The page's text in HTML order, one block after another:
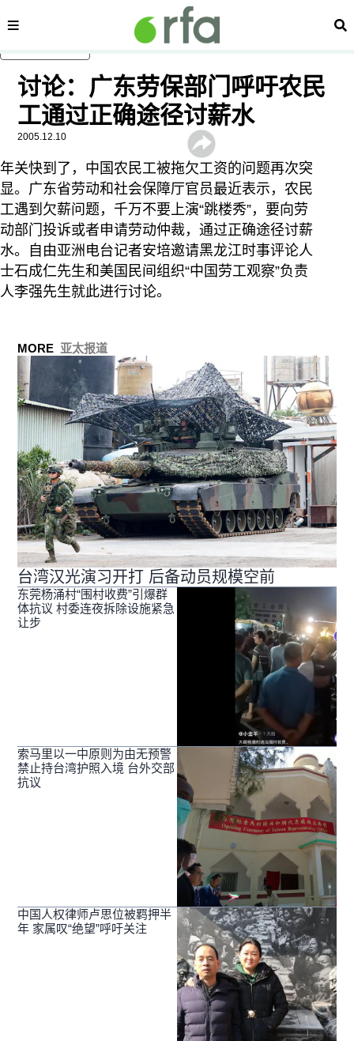
内容分类 搜
显示 视频 个子部分
讨论：广东劳保部门呼吁农民
工通过正确途径讨薪水
2005.12.10
年关快到了，中国农民工被拖欠工资的问题再次突
显。广东省劳动和社会保障厅官员最近表示，农民
工遇到欠薪问题，千万不要上演“跳楼秀”，要向劳
动部门投诉或者申请劳动仲裁，通过正确途径讨薪
水。自由亚洲电台记者安培邀请黑龙江时事评论人
士石成仁先生和美国民间组织“中国劳工观察”负责
人李强先生就此进行讨论。
MORE 亚太报道
台湾汉光演习开打 后备动员规模空前
东莞杨涌村“围村收费”引爆群
体抗议 村委连夜拆除设施紧急
让步
索马里以一中原则为由无预警
禁止持台湾护照入境 台外交部
抗议
中国人权律师卢思位被羁押半
年 家属叹“绝望”呼吁关注